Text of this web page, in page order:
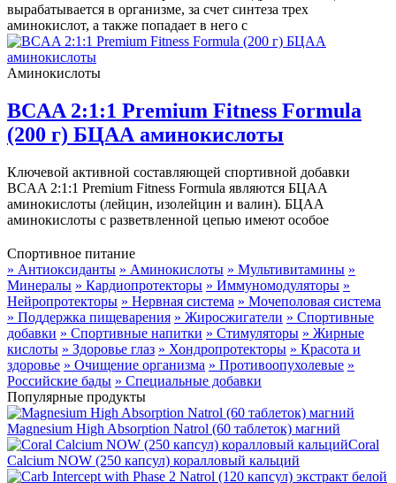
вырабатывается в организме, за счет синтеза трех
аминокислот, а также попадает в него с
Аминокислоты
BCAA 2:1:1 Premium Fitness Formula
(200 г) БЦАА аминокислоты
Ключевой активной составляющей спортивной добавки
BCAA 2:1:1 Premium Fitness Formula являются БЦАА
аминокислоты (лейцин, изолейцин и валин). БЦАА
аминокислоты с разветвленной цепью имеют особое
Спортивное питание
» Антиоксиданты » Аминокислоты » Мультивитамины »
Минералы » Кардиопротекторы » Иммуномодуляторы »
Нейропротекторы » Нервная система » Мочеполовая система
» Поддержка пищеварения » Жиросжигатели » Спортивные
добавки » Спортивные напитки » Стимуляторы » Жирные
кислоты » Здоровье глаз » Хондропротекторы » Красота и
здоровье » Очищение организма » Противоопухолевые »
Российские бады » Специальные добавки
Популярные продукты
Magnesium High Absorption Natrol (60 таблеток) магний
Coral
Calcium NOW (250 капсул) коралловый кальций